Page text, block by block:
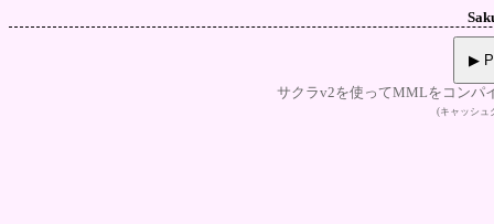
▶
サクラv2を使ってMMLをコンパ
(キャッシュ